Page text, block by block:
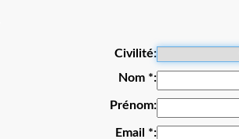
Civilité
Nom *
Prénom
Email *